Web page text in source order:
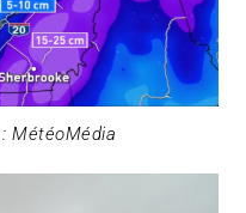
MétéoMédia